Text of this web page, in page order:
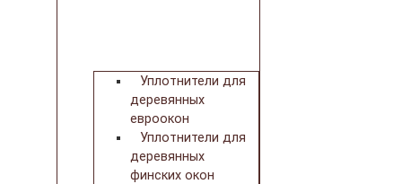
Уплотнители для
деревянных
евроокон
Уплотнители для
деревянных
финских окон